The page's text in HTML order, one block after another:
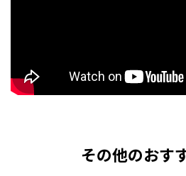
その他のおす